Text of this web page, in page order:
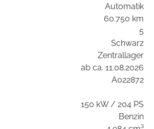
Automatik
60.750 km
5
Schwarz
Zentrallager
ab ca. 11.08.2026
A022872
150 kW / 204 PS
Benzin